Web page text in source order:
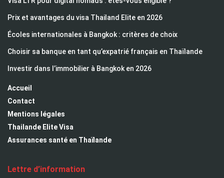
Prix et avantages du visa Thailand Elite en 2026
Écoles internationales à Bangkok : critères de choix
Choisir sa banque en tant qu’expatrié français en Thaïlande
Investir dans l’immobilier à Bangkok en 2026
Accueil
Contact
Mentions légales
Thailande Elite Visa
Assurances santé en Thaïlande
Lettre d’information